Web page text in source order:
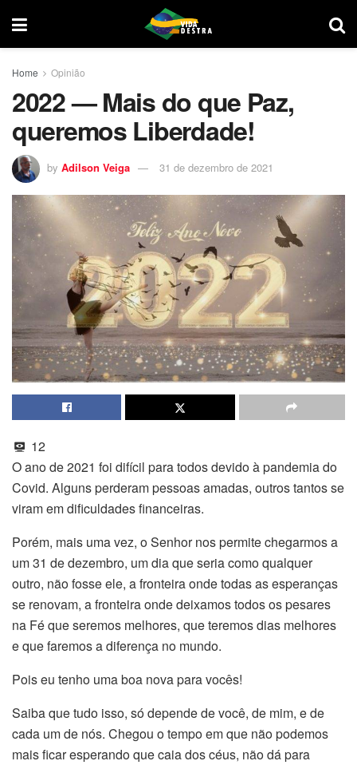
Home Opinião
2022 — Mais do que Paz,
queremos Liberdade!
by Adilson Veiga 31 de dezembro de 2021
12
O ano de 2021 foi difícil para todos devido à pandemia do
Covid. Alguns perderam pessoas amadas, outros tantos se
viram em dificuldades financeiras.
Porém, mais uma vez, o Senhor nos permite chegarmos a
um 31 de dezembro, um dia que seria como qualquer
outro, não fosse ele, a fronteira onde todas as esperanças
se renovam, a fronteira onde deixamos todos os pesares
na Fé que seremos melhores, que teremos dias melhores
e que faremos a diferença no mundo.
Pois eu tenho uma boa nova para vocês!
Saiba que tudo isso, só depende de você, de mim, e de
cada um de nós. Chegou o tempo em que não podemos
mais ficar esperando que caia dos céus, não dá para